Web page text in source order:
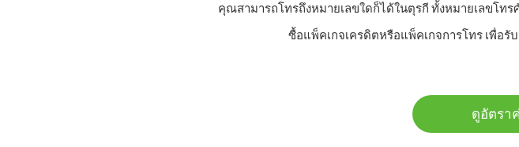
คุณสามารถโทรถึงหมายเลขใดก็ได้ในตุรกี ทั้งหมายเลขโท
ซื้อแพ็คเกจเครดิตหรือแพ็คเกจการโทร เพื่อ
ดูอัตรา